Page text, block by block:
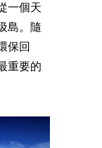
一個天
島。隨
保回
重要的